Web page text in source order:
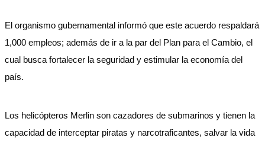
El organismo gubernamental informó que este acuerdo respaldará
1,000 empleos; además de ir a la par del Plan para el Cambio, el
cual busca fortalecer la seguridad y estimular la economía del
país.
Los helicópteros Merlin son cazadores de submarinos y tienen la
capacidad de interceptar piratas y narcotraficantes, salvar la vida